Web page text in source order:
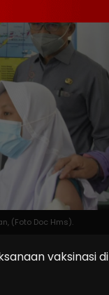
(Foto Doc Hms).
vaksinasi di